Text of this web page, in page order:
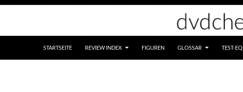
STARTSEITE REVIEW INDEX FIGUREN GLOSSAR TEST-